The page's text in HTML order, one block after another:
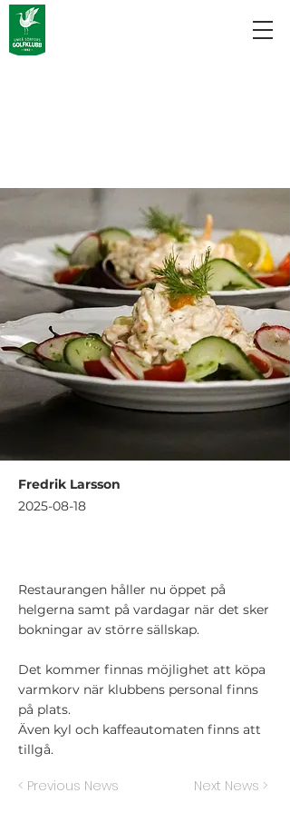
Fredrik Larsson
2025-08-18
Restaurangen håller nu öppet på
helgerna samt på vardagar när det sker
bokningar av större sällskap.
Det kommer finnas möjlighet att köpa
varmkorv när klubbens personal finns
på plats.
Även kyl och kaffeautomaten finns att
tillgå.
< Previous News Next News >